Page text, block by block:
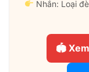
Nhắn: Loại
🏟 Xem